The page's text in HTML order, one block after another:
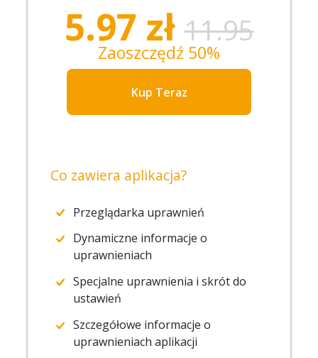
5.97 zł 11.95
Zaoszczędź 50%
Kup Teraz
Co zawiera aplikacja?
Przeglądarka uprawnień
Dynamiczne informacje o
uprawnieniach
Specjalne uprawnienia i skrót do
ustawień
Szczegółowe informacje o
uprawnieniach aplikacji